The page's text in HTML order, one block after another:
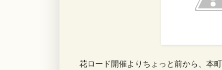
花ロード開催よりちょっと前から、本